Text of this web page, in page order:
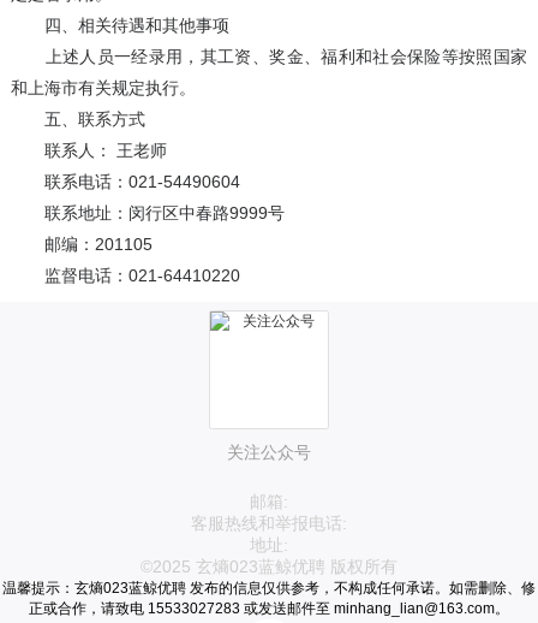
四、相关待遇和其他事项
上述人员一经录用，其工资、奖金、福利和社会保险等按照国家
和上海市有关规定执行。
五、联系方式
联系人： 王老师
联系电话：021-54490604
联系地址：闵行区中春路9999号
邮编：201105
监督电话：021-64410220
关注公众号
邮箱:
客服热线和举报电话:
地址:
©2025 玄熵023蓝鲸优聘 版权所有
温馨提示：玄熵023蓝鲸优聘 发布的信息仅供参考，不构成任何承诺。如需删除、修
正或合作，请致电 15533027283 或发送邮件至 minhang_lian@163.com。